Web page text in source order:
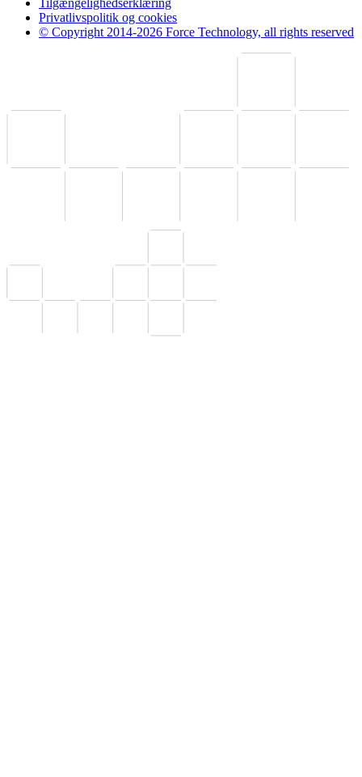
Tilgængelighedserklæring
Privatlivspolitik og cookies
© Copyright 2014-2026 Force Technology, all rights reserved